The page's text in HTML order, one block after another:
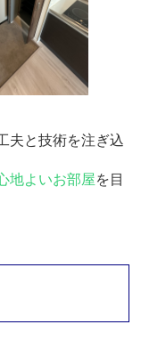
夫と技術を注ぎ込
地よいお部屋を目